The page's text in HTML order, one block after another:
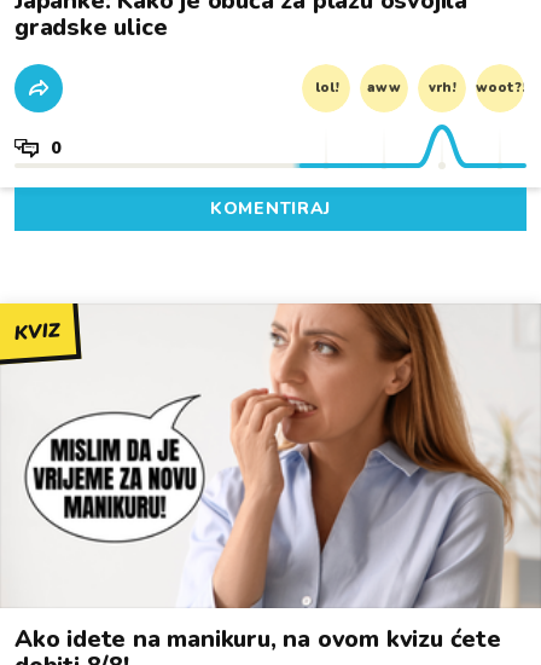
gradske ulice
lol! aww vrh! woot?!
0
KOMENTIRAJ
KVIZ
Ako idete na manikuru, na ovom kvizu ćete